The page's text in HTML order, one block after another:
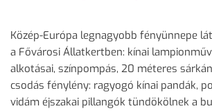
Közép-Európa legnagyobb fényünnepe
a Fővárosi Állatkertben: kínai
alkotásai, színpompás, 20 méteres
csodás fénylény: ragyogó kínai pandák,
vidám éjszakai pillangók tündökölnek a